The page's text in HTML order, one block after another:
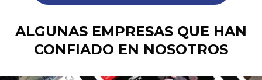
ALGUNAS EMPRESAS QUE HAN
CONFIADO EN NOSOTROS